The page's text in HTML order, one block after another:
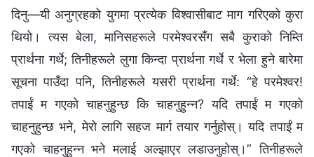
दिनु—यी अनुग्रहको युगमा प्रत्येक विश्‍वासीबाट माग गरिएको कुरा
थियो। त्यस बेला, मानिसहरूले परमेश्‍वरसँग सबै कुराको निम्ति
प्रार्थना गर्थे; तिनीहरूले लुगा किन्दा प्रार्थना गर्थे र भेला हुने बारेमा
सूचना पाउँदा पनि, तिनीहरूले यसरी प्रार्थना गर्थे: “हे परमेश्‍वर!
तपाईं म गएको चाहनुहुन्छ कि चाहनुहुन्‍न? यदि तपाईं म गएको
चाहनुहुन्छ भने, मेरो लागि सहज मार्ग तयार गर्नुहोस्। यदि तपाईं म
गएको चाहनुहुन्न भने मलाई अल्झाएर लडाउनुहोस्।” तिनीहरूले